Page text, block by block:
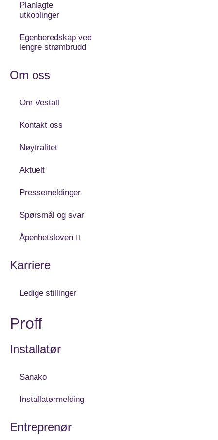
Planlagte
utkoblinger
Egenberedskap ved
lengre strømbrudd
Om oss
Om Vestall
Kontakt oss
Nøytralitet
Aktuelt
Pressemeldinger
Spørsmål og svar
Åpenhetsloven
Karriere
Ledige stillinger
Proff
Installatør
Sanako
Installatørmelding
Entreprenør